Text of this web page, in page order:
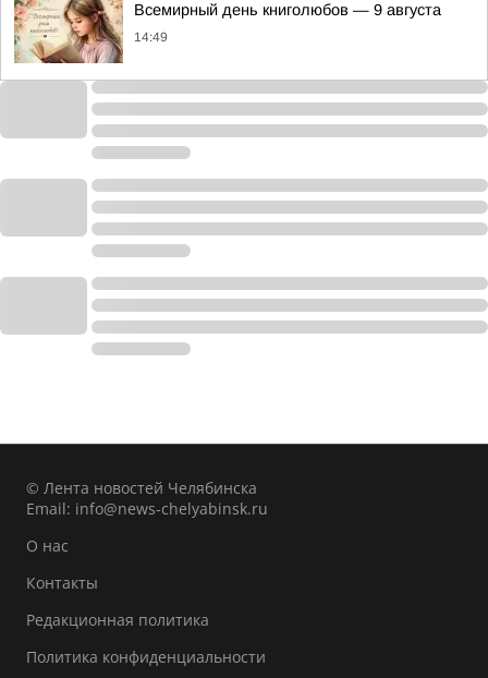
Всемирный день книголюбов — 9 августа
14:49
© Лента новостей Челябинска
Email: info@news-chelyabinsk.ru
О нас
Контакты
Редакционная политика
Политика конфиденциальности